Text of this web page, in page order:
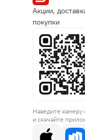
Акции,
покупки
Наведите камеру
и скачайте